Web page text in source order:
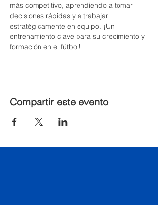
más competitivo, aprendiendo a tomar
decisiones rápidas y a trabajar
estratégicamente en equipo. ¡Un
entrenamiento clave para su crecimiento y
formación en el fútbol!
Compartir este evento